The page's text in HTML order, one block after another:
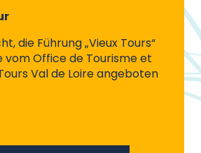
die Führung „Vieux Tours“
vom Office de Tourisme et
Val de Loire angeboten